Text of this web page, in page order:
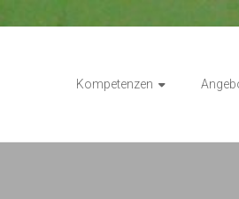
Kompetenzen